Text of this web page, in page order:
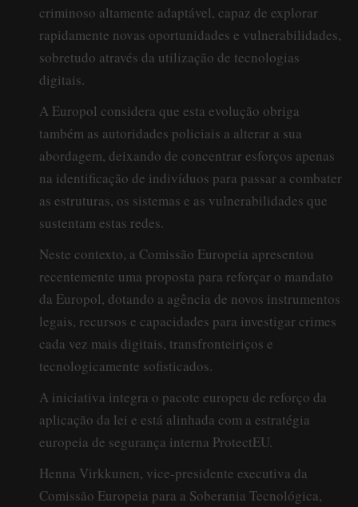
criminoso altamente adaptável, capaz de explorar
rapidamente novas oportunidades e vulnerabilidades,
sobretudo através da utilização de tecnologias
digitais.
A Europol considera que esta evolução obriga
também as autoridades policiais a alterar a sua
abordagem, deixando de concentrar esforços apenas
na identificação de indivíduos para passar a combater
as estruturas, os sistemas e as vulnerabilidades que
sustentam estas redes.
Neste contexto, a Comissão Europeia apresentou
recentemente uma proposta para reforçar o mandato
da Europol, dotando a agência de novos instrumentos
legais, recursos e capacidades para investigar crimes
cada vez mais digitais, transfronteiriços e
tecnologicamente sofisticados.
A iniciativa integra o pacote europeu de reforço da
aplicação da lei e está alinhada com a estratégia
europeia de segurança interna ProtectEU.
Henna Virkkunen, vice-presidente executiva da
Comissão Europeia para a Soberania Tecnológica,